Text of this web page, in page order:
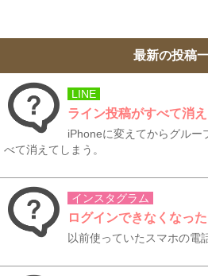
最新の投稿
LINE
ライン投稿がすべて消
iPhoneに変えてからグルー
べて消えてしまう。
インスタグラム
ログインできなくなった
以前使っていたスマホの電